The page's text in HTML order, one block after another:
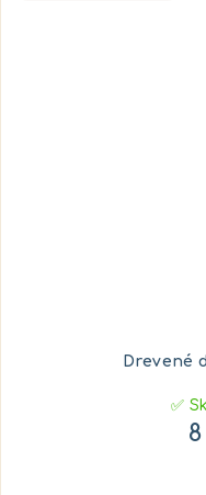
Drevené
✅